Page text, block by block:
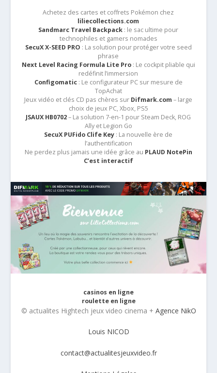
Achetez des cartes et coffrets Pokémon chez
liliecollections.com
Sandmarc Travel Backpack : le sac ultime pour
technophiles et gamers nomades
SecuX X-SEED PRO : La solution pour protéger votre seed
phrase
Next Level Racing Formula Lite Pro: Le cockpit pliable qui
redéfinit l’immersion
Configomatic: Le configurateur PC sur mesure de
TopAchat
Jeux vidéo et clés CD pas chères sur Difmark.com – large
choix de jeux PC, Xbox, PS5
JSAUX HB0702– La solution 7-en-1 pour Steam Deck, ROG
Ally et Legion Go
SecuX PUFido Clife Key : La nouvelle ère de
l’authentification
Ne perdez plus jamais une idée grâce au PLAUD NotePin
C’est interactif
casinos en ligne
roulette en ligne
© actualites Hightech jeux video cinema + Agence NikO
Louis NICOD
contact@actualitesjeuxvideo.fr